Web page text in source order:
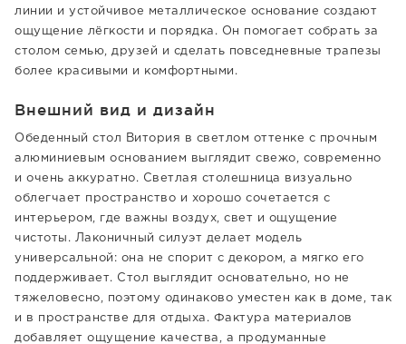
линии и устойчивое металлическое основание создают
ощущение лёгкости и порядка. Он помогает собрать за
столом семью, друзей и сделать повседневные трапезы
более красивыми и комфортными.
Внешний вид и дизайн
Обеденный стол Витория в светлом оттенке с прочным
алюминиевым основанием выглядит свежо, современно
и очень аккуратно. Светлая столешница визуально
облегчает пространство и хорошо сочетается с
интерьером, где важны воздух, свет и ощущение
чистоты. Лаконичный силуэт делает модель
универсальной: она не спорит с декором, а мягко его
поддерживает. Стол выглядит основательно, но не
тяжеловесно, поэтому одинаково уместен как в доме, так
и в пространстве для отдыха. Фактура материалов
добавляет ощущение качества, а продуманные